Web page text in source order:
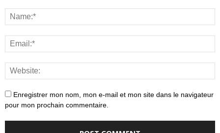
Enregistrer mon nom, mon e-mail et mon site dans le navigateur
pour mon prochain commentaire.